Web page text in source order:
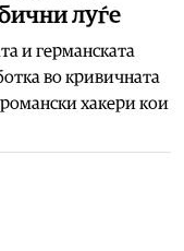
луѓе
и германската
во кривичната
хакери кои